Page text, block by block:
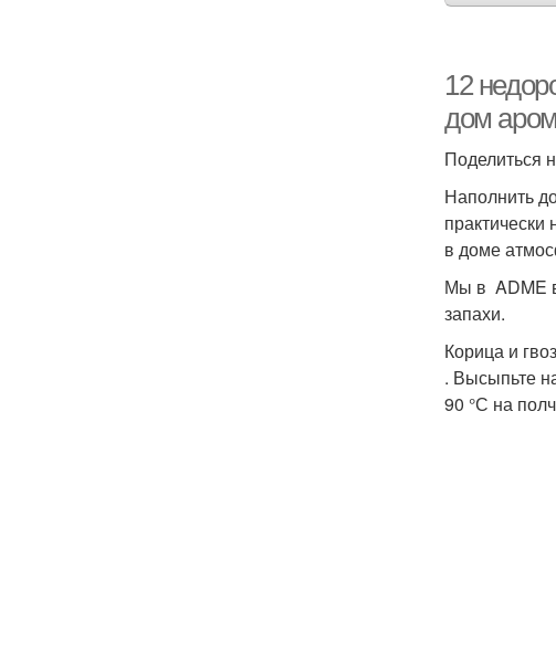
12
дом
Поделиться
Наполнить
в доме
Мы в ADME
запахи.
Корица и
. Высыпьте
90 °С на